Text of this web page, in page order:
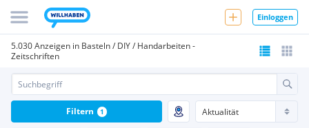
Einloggen
5.030 Anzeigen in Basteln / DIY / Handarbeiten -
Zeitschriften
Filtern 1